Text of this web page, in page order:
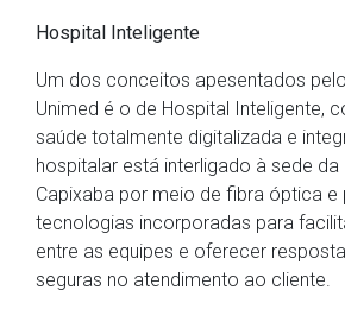
Hospital Inteligente
Um dos conceitos apesentados
Unimed é o de Hospital Inteligente,
saúde totalmente digitalizada e
hospitalar está interligado à sede da
Capixaba por meio de fibra óptica e
tecnologias incorporadas para
entre as equipes e oferecer
seguras no atendimento ao cliente.